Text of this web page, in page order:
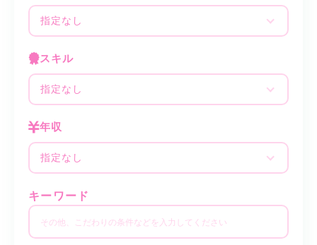
指定なし
スキル
指定なし
年収
指定なし
キーワード